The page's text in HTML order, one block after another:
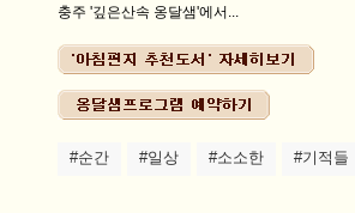
충주 '깊은산속 옹달샘'에서...
#순간 #일상 #소소한 #기적들